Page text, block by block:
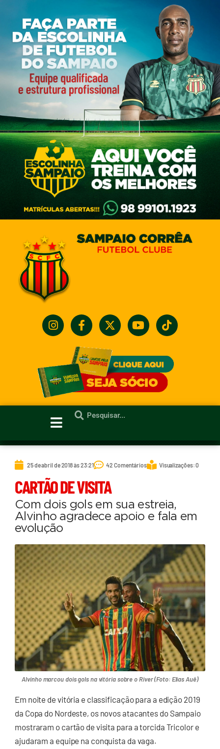
25 de abril de 2018 às 23:21 42 Comentários Visualizações: 0
CARTÃO DE VISITA
Com dois gols em sua estreia,
Alvinho agradece apoio e fala em
evolução
Alvinho marcou dois gols na vitória sobre o River (Foto: Elias Auê)
Em noite de vitória e classificação para a edição 2019
da Copa do Nordeste, os novos atacantes do Sampaio
mostraram o cartão de visita para a torcida Tricolor e
ajudaram a equipe na conquista da vaga.